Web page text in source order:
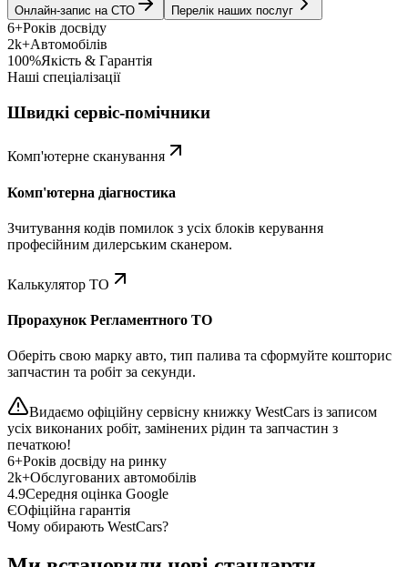
Онлайн-запис на СТО Перелік наших послуг
6+Років досвіду
2k+Автомобілів
100%Якість & Гарантія
Наші спеціалізації
Швидкі сервіс-помічники
Комп'ютерне сканування
Комп'ютерна діагностика
Зчитування кодів помилок з усіх блоків керування
професійним дилерським сканером.
Калькулятор ТО
Прорахунок Регламентного ТО
Оберіть свою марку авто, тип палива та сформуйте кошторис
запчастин та робіт за секунди.
Видаємо офіційну сервісну книжку WestCars із записом
усіх виконаних робіт, замінених рідин та запчастин з
печаткою!
6+Років досвіду на ринку
2k+Обслугованих автомобілів
4.9Середня оцінка Google
ЄОфіційна гарантія
Чому обирають WestCars?